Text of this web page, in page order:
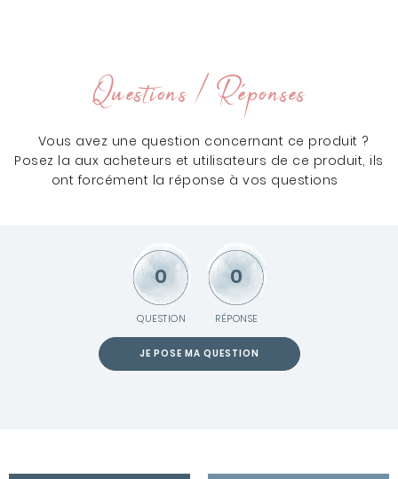
Questions / Réponses
Vous avez une question concernant ce produit ?
Posez la aux acheteurs et utilisateurs de ce produit, ils
ont forcément la réponse à vos questions
0
QUESTION
0
RÉPONSE
JE POSE MA QUESTION